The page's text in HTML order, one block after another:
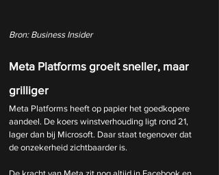
Bron: Business Insider
Meta Platforms groeit sneller, maar
grilliger
Meta Platforms heeft op papier het goedkopere
aandeel. De koers winstverhouding ligt rond 21,
lager dan bij Microsoft. Daar staat tegenover dat
de onzekerheid zichtbaarder is.